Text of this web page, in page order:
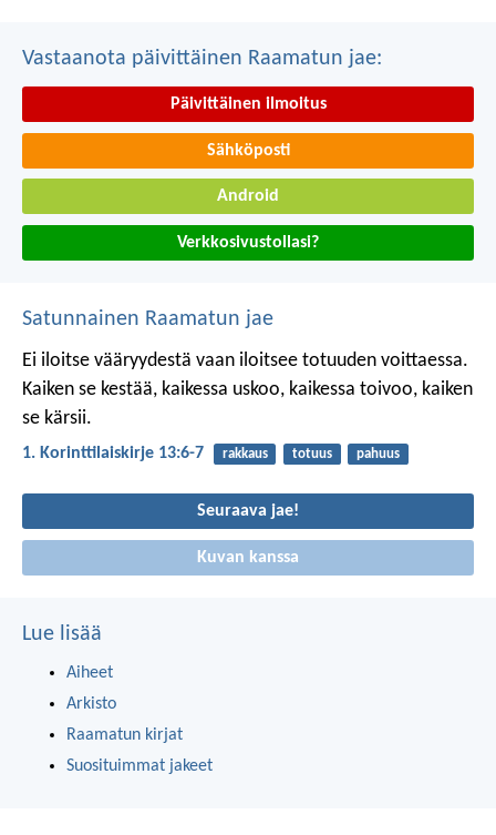
Vastaanota päivittäinen Raamatun jae:
Päivittäinen ilmoitus
Sähköposti
Android
Verkkosivustollasi?
Satunnainen Raamatun jae
Ei iloitse vääryydestä vaan iloitsee totuuden voittaessa.
Kaiken se kestää, kaikessa uskoo, kaikessa toivoo, kaiken
se kärsii.
1. Korinttilaiskirje 13:6-7 rakkaus totuus pahuus
Seuraava jae!
Kuvan kanssa
Lue lisää
Aiheet
Arkisto
Raamatun kirjat
Suosituimmat jakeet